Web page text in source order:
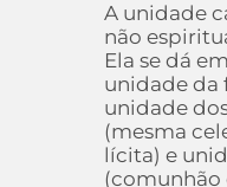
A unidade
não
Ela se dá
unidade da
unidade
(mesma
lícita) e
(comunhão